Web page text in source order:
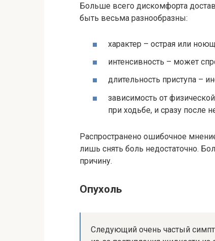
Больше всего дискомфорта
быть весьма разнообразны:
характер – острая или
интенсивность – может
длительность приступа –
зависимость от
при ходьбе, и сразу после
Распространено ошибочное
лишь снять боль недостаточно.
причину.
Опухоль
Следующий очень частый